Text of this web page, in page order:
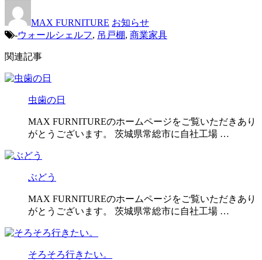
MAX FURNITURE お知らせ
-ウォールシェルフ, 吊戸棚, 商業家具
関連記事
虫歯の日
MAX FURNITUREのホームページをご覧いただきあり
がとうございます。 茨城県常総市に自社工場 …
ぶどう
MAX FURNITUREのホームページをご覧いただきあり
がとうございます。 茨城県常総市に自社工場 …
そろそろ行きたい。